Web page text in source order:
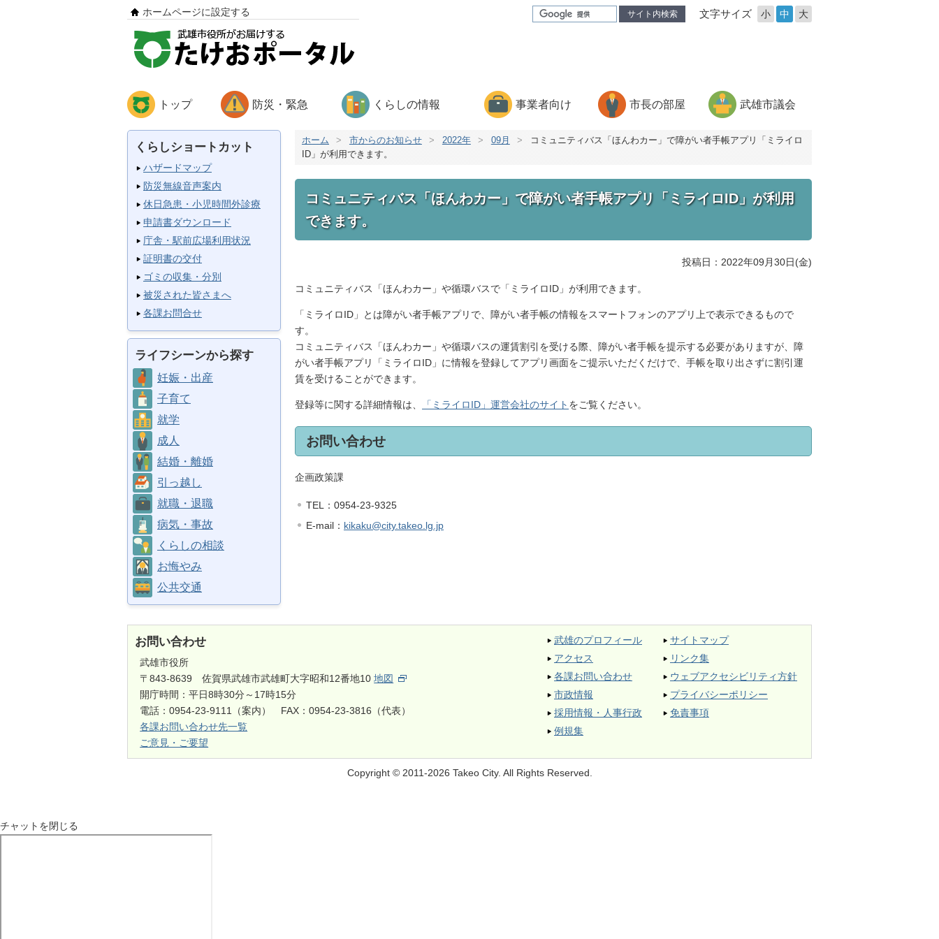
サイト内検索 文字サイズ 小 中 大
ホームページに設定する
トップ 防災・緊急 くらしの情報 事業者向け 市長の部屋 武雄市議会
くらしショートカット
ハザードマップ
防災無線音声案内
休日急患・小児時間外診療
申請書ダウンロード
庁舎・駅前広場利用状況
証明書の交付
ゴミの収集・分別
被災された皆さまへ
各課お問合せ
ライフシーンから探す
妊娠・出産
子育て
就学
成人
結婚・離婚
引っ越し
就職・退職
病気・事故
くらしの相談
お悔やみ
公共交通
ホーム > 市からのお知らせ > 2022年 > 09月 >
コミュニティバス「ほんわカー」で障がい者手帳アプリ「ミライロ
ID」が利用できます。
コミュニティバス「ほんわカー」で障がい者手帳アプリ「ミライロID」が利用
できます。
投稿日：2022年09月30日(金)
コミュニティバス「ほんわカー」や循環バスで「ミライロID」が利用できます。
「ミライロID」とは障がい者手帳アプリで、障がい者手帳の情報をスマートフォンのアプリ上で表示できるもので
す。
コミュニティバス「ほんわカー」や循環バスの運賃割引を受ける際、障がい者手帳を提示する必要がありますが、障
がい者手帳アプリ「ミライロID」に情報を登録してアプリ画面をご提示いただくだけで、手帳を取り出さずに割引運
賃を受けることができます。
登録等に関する詳細情報は、 「ミライロID」運営会社のサイト をご覧ください。
お問い合わせ
企画政策課
TEL： 0954-23-9325
E-mail： kikaku@city.takeo.lg.jp
お問い合わせ
武雄市役所
〒843-8639 佐賀県武雄市武雄町大字昭和12番地10地図
開庁時間：平日8時30分～17時15分
電話：0954-23-9111（案内） FAX：0954-23-3816（代表）
各課お問い合わせ先一覧
ご意見・ご要望
武雄のプロフィール
アクセス
各課お問い合わせ
市政情報
採用情報・人事行政
例規集
サイトマップ
リンク集
ウェブアクセシビリティ方針
プライバシーポリシー
免責事項
Copyright © 2011-2026 Takeo City. All Rights Reserved.
チャットを閉じる